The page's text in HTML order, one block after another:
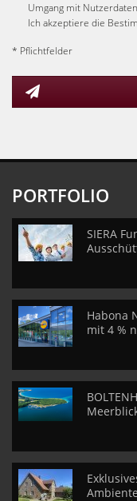
Umgang mit
Ich akzeptiere die
* Pflichtfelder
PORTFOLIO
SIERA
Habona
mit 4 %